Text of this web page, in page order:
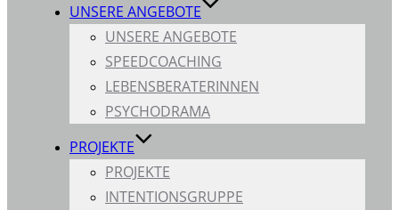
UNSERE ANGEBOTE
UNSERE ANGEBOTE
SPEEDCOACHING
LEBENSBERATERINNEN
PSYCHODRAMA
PROJEKTE
PROJEKTE
INTENTIONSGRUPPE